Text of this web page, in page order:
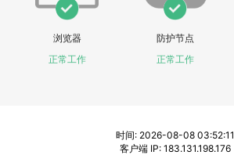
浏览器
正常工作
防护节点
正常工作
时间: 2026-08-08 03:52:11
客户端 IP: 183.131.198.176